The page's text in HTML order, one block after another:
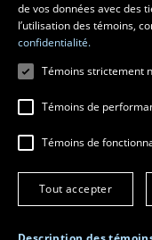
© 2026
de vos données avec des
l’utilisation des témoins,
confidentialité.
Témoins strictement
Témoins de
Témoins de
Tout accepter